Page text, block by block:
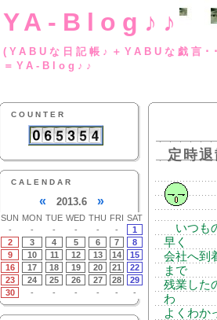
YA-Blog♪♪
(YABUな日記帳♪
＝YA-Blog♪♪
COUNTER
CALENDAR
« 2013.6 »
SUN MON TUE WED THU FRI SAT
-
- - - - -
1
2
3 4 5 6 7
8
9
10 11 12 13 14
15
16
17 18 19 20 21
22
23
24 25 26 27 28
29
30
- - - - - -
定時
いつも
早く
会社へ到
まで
残業した
わ
よくわか